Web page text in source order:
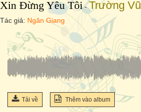
Xin Đừng Yêu Tôi-Trường Vũ
Tác giả: Ngân Giang
Tải về Thêm vào album